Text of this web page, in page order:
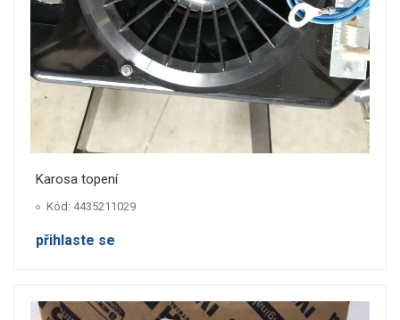
Karosa topení
Kód: 4435211029
přihlaste se